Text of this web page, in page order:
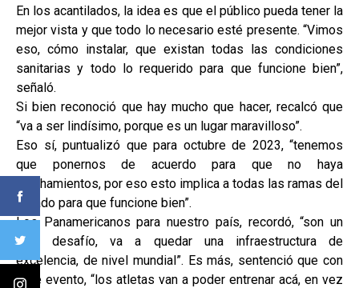
En los acantilados, la idea es que el público pueda tener la
mejor vista y que todo lo necesario esté presente. “Vimos
eso, cómo instalar, que existan todas las condiciones
sanitarias y todo lo requerido para que funcione bien”,
señaló.
Si bien reconoció que hay mucho que hacer, recalcó que
“va a ser lindísimo, porque es un lugar maravilloso”.
Eso sí, puntualizó que para octubre de 2023, “tenemos
que ponernos de acuerdo para que no haya
atochamientos, por eso esto implica a todas las ramas del
Estado para que funcione bien”.
Los Panamericanos para nuestro país, recordó, “son un
gran desafío, va a quedar una infraestructura de
excelencia, de nivel mundial”. Es más, sentenció que con
este evento, “los atletas van a poder entrenar acá, en vez